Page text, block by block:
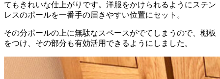
てもきれいな仕上がりです。洋服をかけられるようにステン
レスのポールを一番手の届きやすい位置にセット。
その分ポールの上に無駄なスペースがでてしまうので、棚板
をつけ、その部分も有効活用できるようにしました。